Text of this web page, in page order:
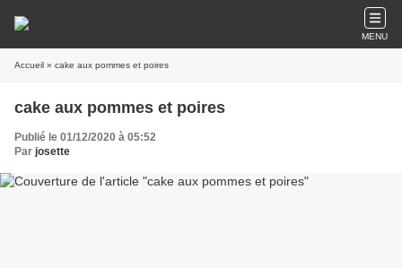
MENU
Accueil » cake aux pommes et poires
cake aux pommes et poires
Publié le 01/12/2020 à 05:52
Par josette